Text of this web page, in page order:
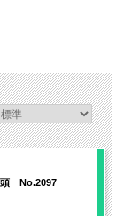
頭 No.2097